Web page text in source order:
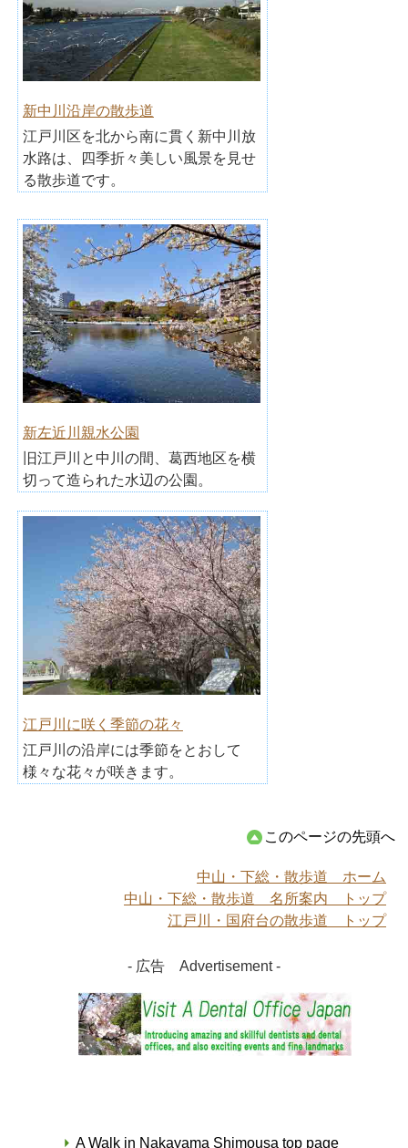
新中川沿岸の散歩道
江戸川区を北から南に貫く新中川放
水路は、四季折々美しい風景を見せ
る散歩道です。
新左近川親水公園
旧江戸川と中川の間、葛西地区を横
切って造られた水辺の公園。
江戸川に咲く季節の花々
江戸川の沿岸には季節をとおして
様々な花々が咲きます。
このページの先頭へ
中山・下総・散歩道 ホーム
中山・下総・散歩道 名所案内 トップ
江戸川・国府台の散歩道 トップ
- 広告 Advertisement -
A Walk in Nakayama Shimousa top page